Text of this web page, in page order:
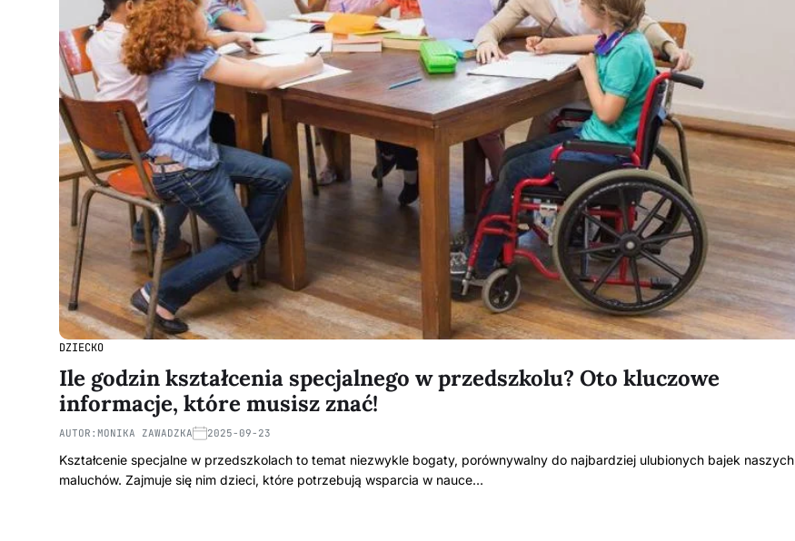
DZIECKO
Ile godzin kształcenia specjalnego w przedszkolu? Oto kluczowe
informacje, które musisz znać!
AUTOR: MONIKA ZAWADZKA 2025-09-23
Kształcenie specjalne w przedszkolach to temat niezwykle bogaty, porównywalny do najbardziej ulubionych bajek naszych
maluchów. Zajmuje się nim dzieci, które potrzebują wsparcia w nauce…